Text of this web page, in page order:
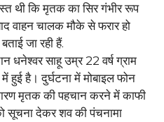
थी कि मृतक का सिर गंभीर रूप
वाहन चालक मौके से फरार हो
जा रही हैं.
धनेश्वर साहू उम्र 22 वर्ष ग्राम
में हुई है। दुर्घटना में मोबाइल फोन
मृतक की पहचान करने में काफी
सूचना देकर शव की पंचनामा